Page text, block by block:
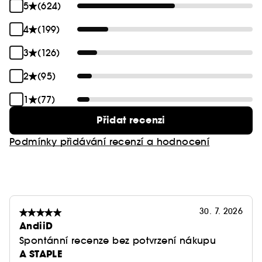
5
(624)
4
(199)
3
(126)
2
(95)
1
(77)
Přidat recenzi
Podmínky přidávání recenzí a hodnocení
30. 7. 2026
AndiiD
Spontánní recenze bez potvrzení nákupu
A STAPLE